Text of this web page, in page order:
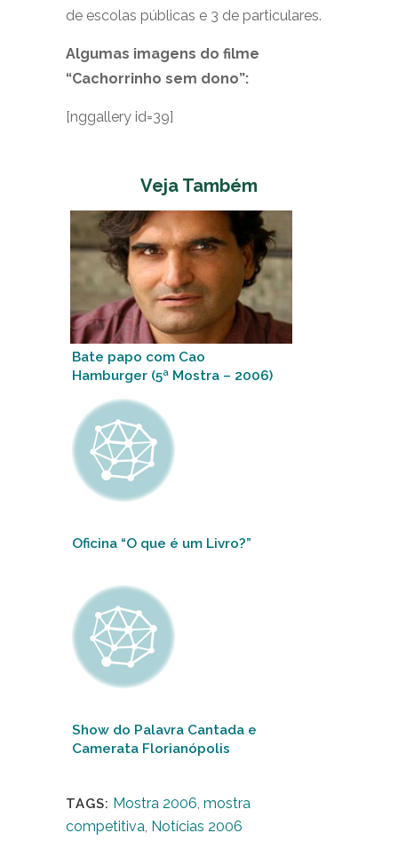
de escolas públicas e 3 de particulares.
Algumas imagens do filme
“Cachorrinho sem dono”:
[nggallery id=39]
Veja Também
Bate papo com Cao
Hamburger (5ª Mostra – 2006)
Oficina “O que é um Livro?”
Show do Palavra Cantada e
Camerata Florianópolis
TAGS: Mostra 2006, mostra
competitiva, Notícias 2006